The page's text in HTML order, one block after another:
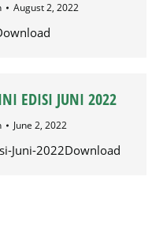
August 2, 2022
EDISI JUNI 2022
June 2, 2022
Juni-2022Download